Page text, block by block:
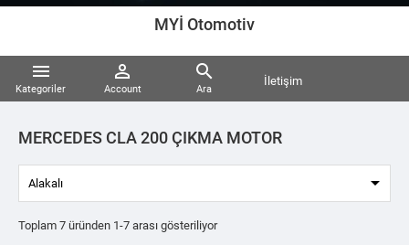
MYİ Otomotiv

Kategoriler

Account

Ara
İletişim
MERCEDES CLA 200 ÇIKMA MOTOR
Alakalı 
Toplam 7 üründen 1-7 arası gösteriliyor